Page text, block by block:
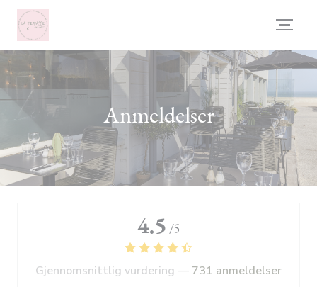
Panel for informasjonskapsler
Anmeldelser
4.5 /5
Gjennomsnittlig vurdering — 731 anmeldelser